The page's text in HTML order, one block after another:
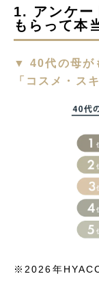
1. アンケー
もらって本
▼ 40代の母が
「コスメ・ス
※2026年